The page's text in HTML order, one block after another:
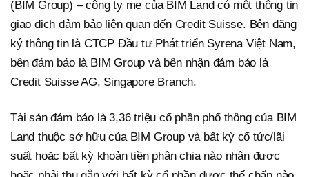
(BIM Group) – công ty mẹ của BIM Land có một thông tin
giao dịch đảm bảo liên quan đến Credit Suisse. Bên đăng
ký thông tin là CTCP Đầu tư Phát triển Syrena Việt Nam,
bên đảm bảo là BIM Group và bên nhận đảm bảo là
Credit Suisse AG, Singapore Branch.
Tài sản đảm bảo là 3,36 triệu cổ phần phổ thông của BIM
Land thuộc sở hữu của BIM Group và bất kỳ cổ tức/lãi
suất hoặc bất kỳ khoản tiền phân chia nào nhận được